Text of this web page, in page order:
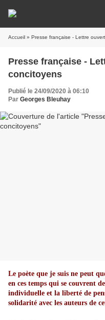
Accueil » Presse française - Lettre
Presse française -
concitoyens
Publié le 24/09/2020 à 06:10
Par Georges Bleuhay
Le poète que je suis ne peut
en ces temps qui se couvrent
individuelle et la liberté de
solidarité avec les auteurs de